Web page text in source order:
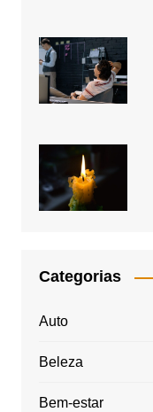
Categorias
Auto
Beleza
Bem-estar